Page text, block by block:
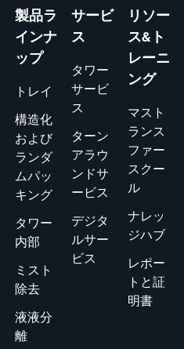
製品ラ
インナ
ップ
トレイ
構造化
および
ランダ
ムパッ
キング
タワー
内部
ミスト
除去
液液分
離
サービ
ス
タワー
サービ
ス
ターン
アラウ
ンドサ
ービス
デジタ
ルサー
ビス
リソー
ス&ト
レーニ
ング
マスト
ランス
ファー
スクー
ル
ナレッ
ジハブ
レポー
トと証
明書